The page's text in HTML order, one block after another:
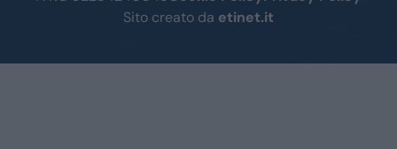
Sito creato da etinet.it